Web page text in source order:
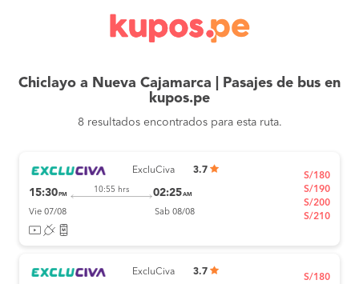
Chiclayo a Nueva Cajamarca | Pasajes de bus en
kupos.pe
8 resultados encontrados para esta ruta.
ExcluCiva 3.7
15:30 PM
10:55 hrs 02:25AM
Vie 07/08 Sab 08/08
S/180
S/190
S/200
S/210
ExcluCiva 3.7
S/180